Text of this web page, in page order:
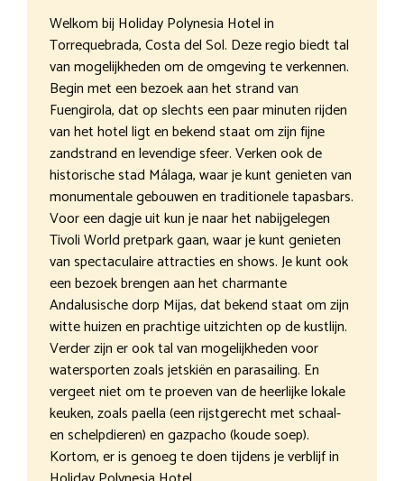
Welkom bij Holiday Polynesia Hotel in
Torrequebrada, Costa del Sol. Deze regio biedt tal
van mogelijkheden om de omgeving te verkennen.
Begin met een bezoek aan het strand van
Fuengirola, dat op slechts een paar minuten rijden
van het hotel ligt en bekend staat om zijn fijne
zandstrand en levendige sfeer. Verken ook de
historische stad Málaga, waar je kunt genieten van
monumentale gebouwen en traditionele tapasbars.
Voor een dagje uit kun je naar het nabijgelegen
Tivoli World pretpark gaan, waar je kunt genieten
van spectaculaire attracties en shows. Je kunt ook
een bezoek brengen aan het charmante
Andalusische dorp Mijas, dat bekend staat om zijn
witte huizen en prachtige uitzichten op de kustlijn.
Verder zijn er ook tal van mogelijkheden voor
watersporten zoals jetskiën en parasailing. En
vergeet niet om te proeven van de heerlijke lokale
keuken, zoals paella (een rijstgerecht met schaal-
en schelpdieren) en gazpacho (koude soep).
Kortom, er is genoeg te doen tijdens je verblijf in